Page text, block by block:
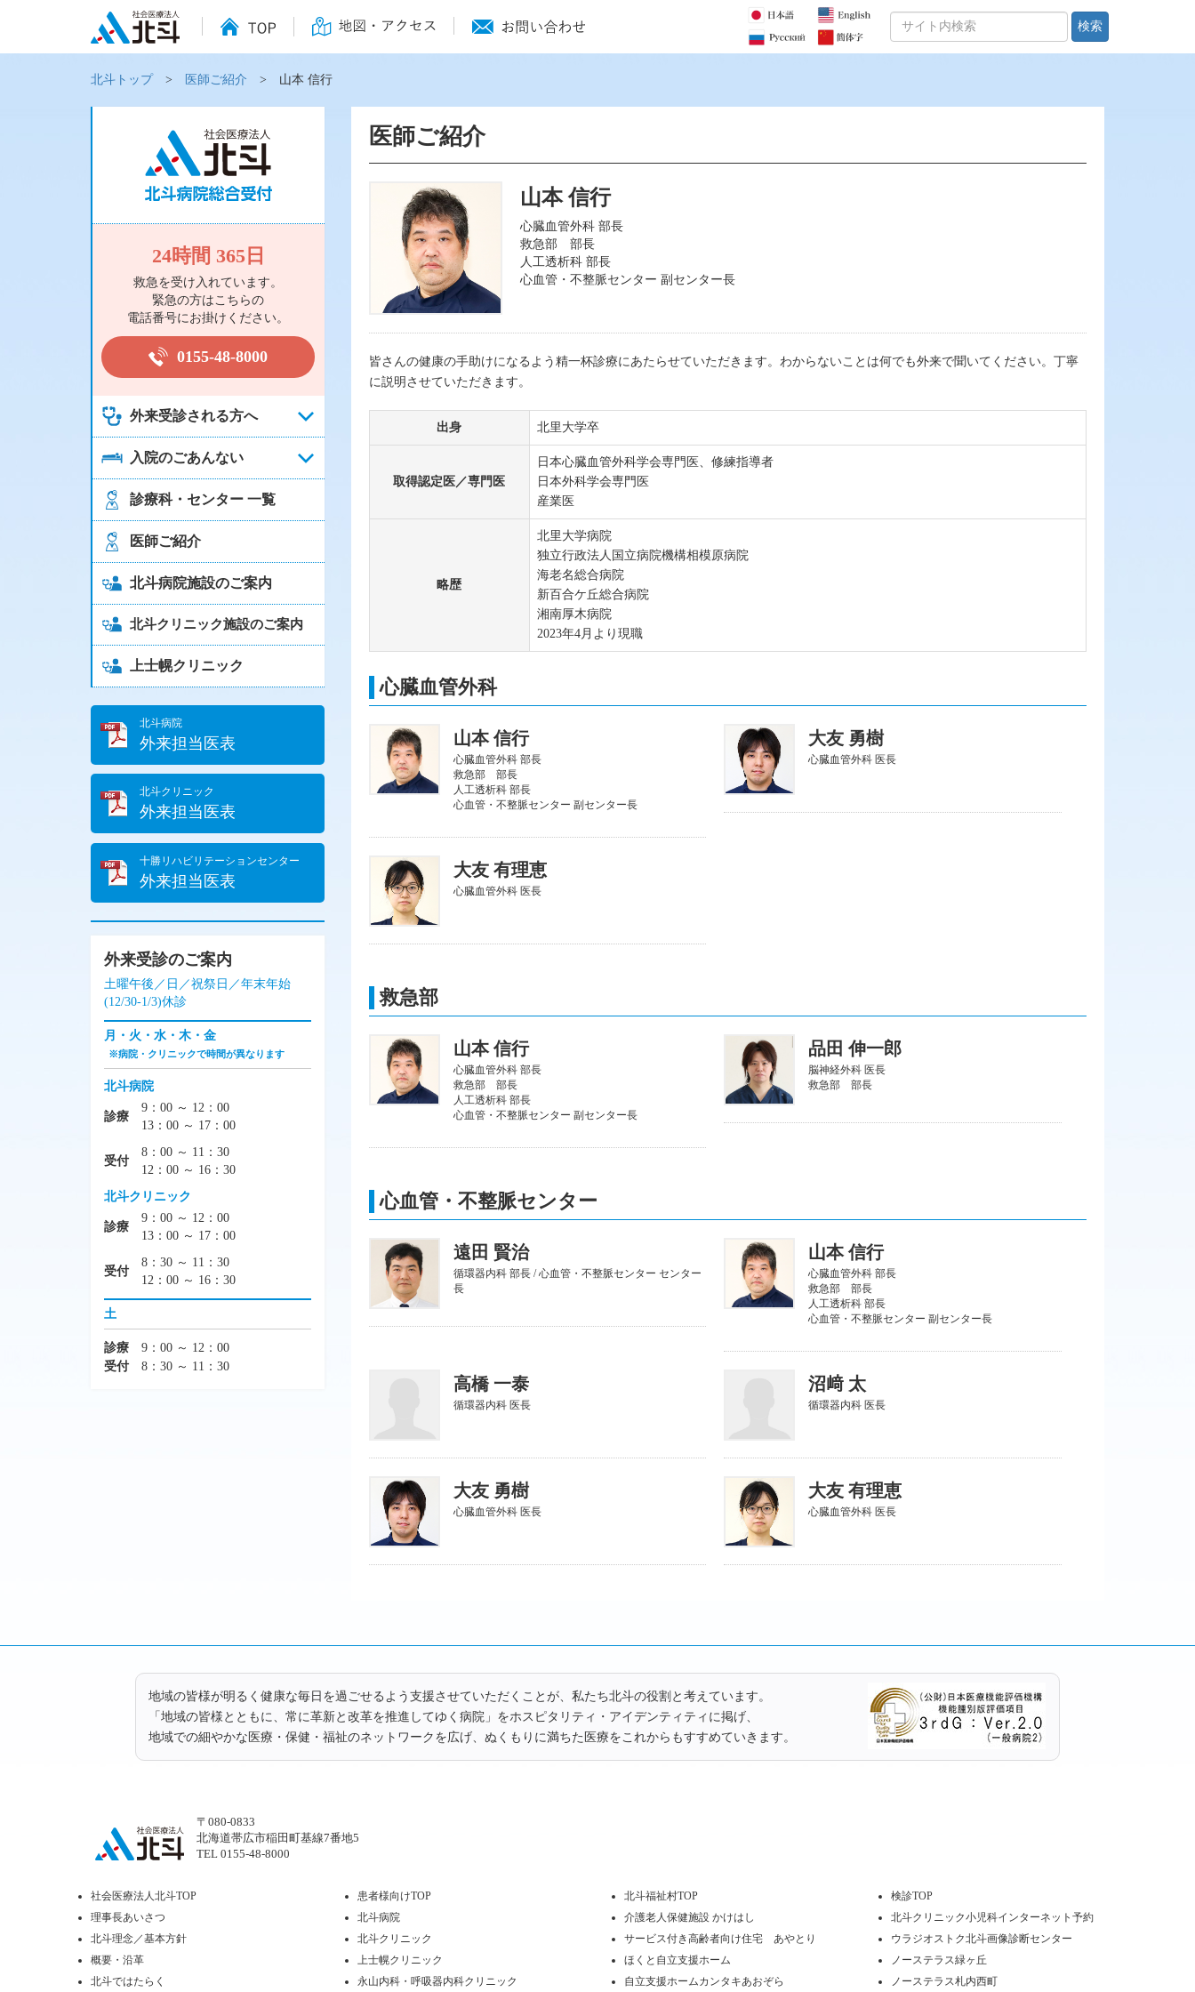
検索
北斗トップ > 医師ご紹介 > 山本 信行
24時間 365日
救急を受け入れています。
緊急の方はこちらの
電話番号にお掛けください。
0155-48-8000
外来受診される方へ
入院のごあんない
診療科・センター 一覧
医師ご紹介
北斗病院施設のご案内
北斗クリニック施設のご案内
上士幌クリニック
北斗病院
外来担当医表
北斗クリニック
外来担当医表
十勝リハビリテーションセンター
外来担当医表
外来受診のご案内
土曜午後／日／祝祭日／年末年始
(12/30-1/3)休診
月・火・水・木・金
※病院・クリニックで時間が異なります
北斗病院
診療
9：00 ～ 12：00
13：00 ～ 17：00
受付
8：00 ～ 11：30
12：00 ～ 16：30
北斗クリニック
診療
9：00 ～ 12：00
13：00 ～ 17：00
受付
8：30 ～ 11：30
12：00 ～ 16：30
土
診療
9：00 ～ 12：00
受付
8：30 ～ 11：30
医師ご紹介
山本 信行
心臓血管外科 部長
救急部 部長
人工透析科 部長
心血管・不整脈センター 副センター長
皆さんの健康の手助けになるよう精一杯診療にあたらせていただきます。わからないことは何でも外来で聞いてください。丁寧
に説明させていただきます。
出身 北里大学卒
取得認定医／専門医
日本心臓血管外科学会専門医、修練指導者
日本外科学会専門医
産業医
略歴
北里大学病院
独立行政法人国立病院機構相模原病院
海老名総合病院
新百合ケ丘総合病院
湘南厚木病院
2023年4月より現職
心臓血管外科
山本 信行
心臓血管外科 部長
救急部 部長
人工透析科 部長
心血管・不整脈センター 副センター長
大友 勇樹
心臓血管外科 医長
大友 有理恵
心臓血管外科 医長
救急部
山本 信行
心臓血管外科 部長
救急部 部長
人工透析科 部長
心血管・不整脈センター 副センター長
品田 伸一郎
脳神経外科 医長
救急部 部長
心血管・不整脈センター
遠田 賢治
循環器内科 部長 / 心血管・不整脈センター センター
長
山本 信行
心臓血管外科 部長
救急部 部長
人工透析科 部長
心血管・不整脈センター 副センター長
高橋 一泰
循環器内科 医長
沼﨑 太
循環器内科 医長
大友 勇樹
心臓血管外科 医長
大友 有理恵
心臓血管外科 医長
地域の皆様が明るく健康な毎日を過ごせるよう支援させていただくことが、私たち北斗の役割と考えています。
「地域の皆様とともに、常に革新と改革を推進してゆく病院」をホスピタリティ・アイデンティティに掲げ、
地域での細やかな医療・保健・福祉のネットワークを広げ、ぬくもりに満ちた医療をこれからもすすめていきます。
〒080-0833
北海道帯広市稲田町基線7番地5
TEL 0155-48-8000
社会医療法人北斗TOP
理事長あいさつ
北斗理念／基本方針
概要・沿革
北斗ではたらく
患者様向けTOP
北斗病院
北斗クリニック
上士幌クリニック
永山内科・呼吸器内科クリニック
北斗福祉村TOP
介護老人保健施設 かけはし
サービス付き高齢者向け住宅 あやとり
ほくと自立支援ホーム
自立支援ホームカンタキあおぞら
検診TOP
北斗クリニック小児科インターネット予約
ウラジオストク北斗画像診断センター
ノーステラス緑ヶ丘
ノーステラス札内西町